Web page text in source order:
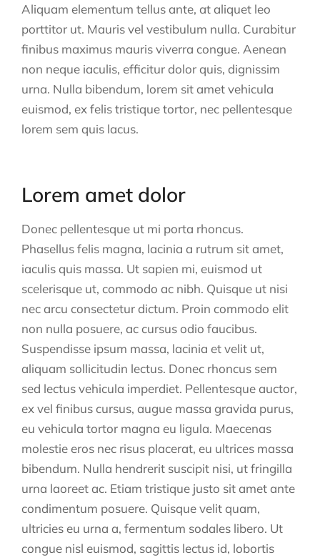
Aliquam elementum tellus ante, at aliquet leo
porttitor ut. Mauris vel vestibulum nulla. Curabitur
finibus maximus mauris viverra congue. Aenean
non neque iaculis, efficitur dolor quis, dignissim
urna. Nulla bibendum, lorem sit amet vehicula
euismod, ex felis tristique tortor, nec pellentesque
lorem sem quis lacus.
Lorem amet dolor
Donec pellentesque ut mi porta rhoncus.
Phasellus felis magna, lacinia a rutrum sit amet,
iaculis quis massa. Ut sapien mi, euismod ut
scelerisque ut, commodo ac nibh. Quisque ut nisi
nec arcu consectetur dictum. Proin commodo elit
non nulla posuere, ac cursus odio faucibus.
Suspendisse ipsum massa, lacinia et velit ut,
aliquam sollicitudin lectus. Donec rhoncus sem
sed lectus vehicula imperdiet. Pellentesque auctor,
ex vel finibus cursus, augue massa gravida purus,
eu vehicula tortor magna eu ligula. Maecenas
molestie eros nec risus placerat, eu ultrices massa
bibendum. Nulla hendrerit suscipit nisi, ut fringilla
urna laoreet ac. Etiam tristique justo sit amet ante
condimentum posuere. Quisque velit quam,
ultricies eu urna a, fermentum sodales libero. Ut
congue nisl euismod, sagittis lectus id, lobortis